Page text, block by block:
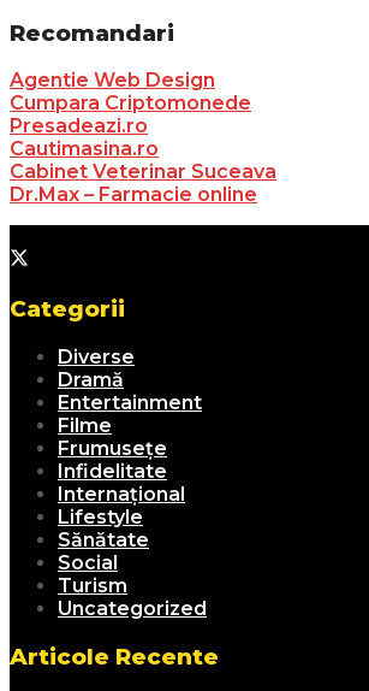
Recomandari
Agentie Web Design
Cumpara Criptomonede
Presadeazi.ro
Cautimasina.ro
Cabinet Veterinar Suceava
Dr.Max – Farmacie online
Categorii
Diverse
Dramă
Entertainment
Filme
Frumusețe
Infidelitate
Internațional
Lifestyle
Sănătate
Social
Turism
Uncategorized
Articole Recente